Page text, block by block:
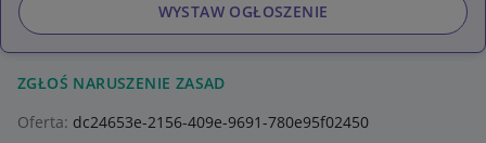
WYSTAW OGŁOSZENIE
ZGŁOŚ NARUSZENIE ZASAD
Oferta: dc24653e-2156-409e-9691-780e95f02450